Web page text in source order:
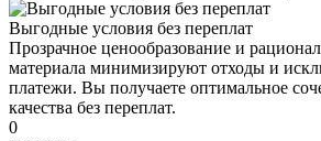
Выгодные условия без переплат
Прозрачное ценообразование и
материала минимизируют отходы и
платежи. Вы получаете оптимальное
качества без переплат.
0